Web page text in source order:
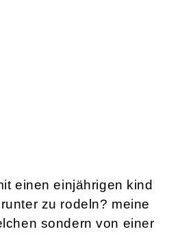
einen einjährigen kind
zu rodeln? meine
sondern von einer